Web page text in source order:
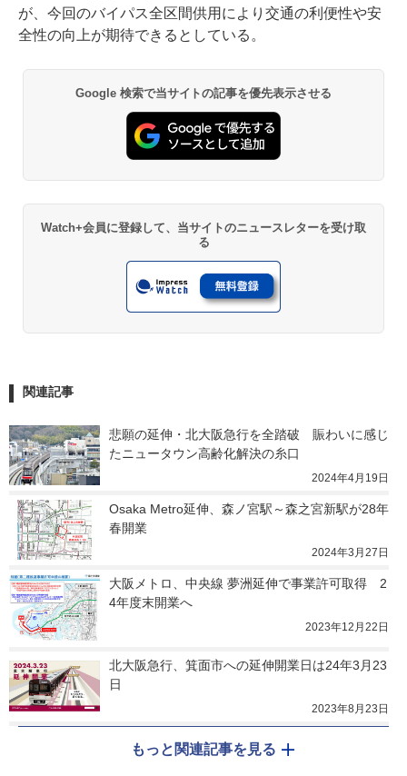
が、今回のバイパス全区間供用により交通の利便性や安
全性の向上が期待できるとしている。
Google 検索で当サイトの記事を優先表示させる
Watch+会員に登録して、当サイトのニュースレターを受け取
る
関連記事
悲願の延伸・北大阪急行を全踏破　賑わいに感じ
たニュータウン高齢化解決の糸口
2024年4月19日
Osaka Metro延伸、森ノ宮駅～森之宮新駅が28年
春開業
2024年3月27日
大阪メトロ、中央線 夢洲延伸で事業許可取得　2
4年度末開業へ
2023年12月22日
北大阪急行、箕面市への延伸開業日は24年3月23
日
2023年8月23日
もっと関連記事を見る